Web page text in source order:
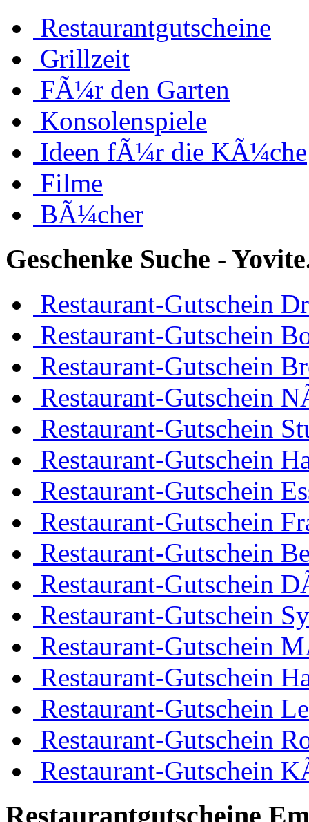
Restaurantgutscheine
Grillzeit
FÃ¼r den Garten
Konsolenspiele
Ideen fÃ¼r die KÃ¼che
Filme
BÃ¼cher
Geschenke Suche -
Restaurant-Gutschein
Restaurant-Gutschein
Restaurant-Gutschein
Restaurant-Gutschein
Restaurant-Gutschein
Restaurant-Gutschein
Restaurant-Gutschein
Restaurant-Gutschein
Restaurant-Gutschein
Restaurant-Gutschein
Restaurant-Gutschein
Restaurant-Gutschein
Restaurant-Gutschein
Restaurant-Gutschein
Restaurant-Gutschein
Restaurant-Gutschein
Restaurantgutscheine